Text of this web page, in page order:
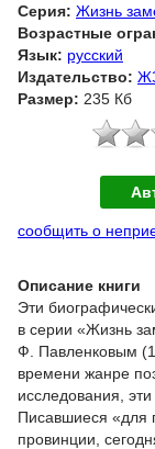
Серия: Жизнь
Возрастные
Язык: русский
Издательство:
Размер: 235 Кб
сообщить о
Описание книги
Эти
в серии «Жизнь
Ф. Павленковым
времени жанре
исследования,
Писавшиеся «для
провинции,